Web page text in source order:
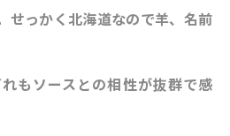
せっかく北海道なので羊、名前
もソースとの相性が抜群で感